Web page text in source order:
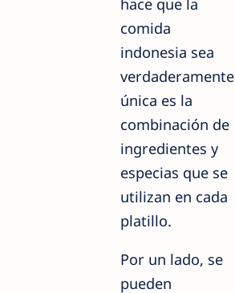
hace que la
comida
indonesia sea
verdaderamente
única es la
combinación de
ingredientes y
especias que se
utilizan en cada
platillo.
Por un lado, se
pueden